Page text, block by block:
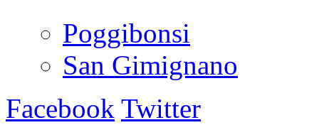
Poggibonsi
San Gimignano
Facebook Twitter